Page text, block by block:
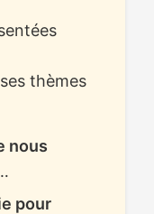
thèmes
nous
pour